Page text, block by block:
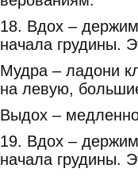
18. Вдох –
начала грудины.
Мудра – ладони
на левую,
Выдох –
19. Вдох –
начала грудины.